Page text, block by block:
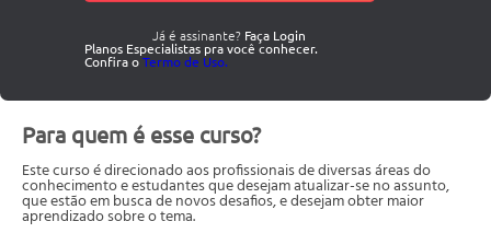
Já é assinante? Faça Login
Planos Especialistas pra você conhecer.
Confira oTermo de Uso.
Para quem é esse curso?
Este curso é direcionado aos profissionais de diversas áreas do
conhecimento e estudantes que desejam atualizar-se no assunto,
que estão em busca de novos desafios, e desejam obter maior
aprendizado sobre o tema.